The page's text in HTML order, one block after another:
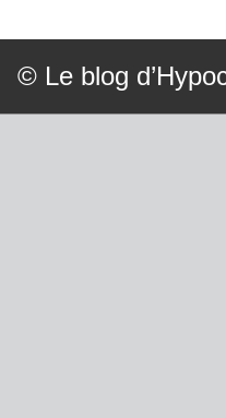
© Le blog